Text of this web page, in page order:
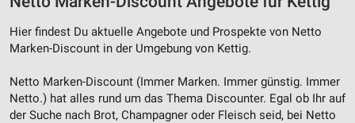
Hier findest Du aktuelle Angebote und Prospekte von Netto
Marken-Discount in der Umgebung von Kettig.
Netto Marken-Discount (Immer Marken. Immer günstig. Immer
Netto.) hat alles rund um das Thema Discounter. Egal ob Ihr auf
der Suche nach Brot, Champagner oder Fleisch seid, bei Netto